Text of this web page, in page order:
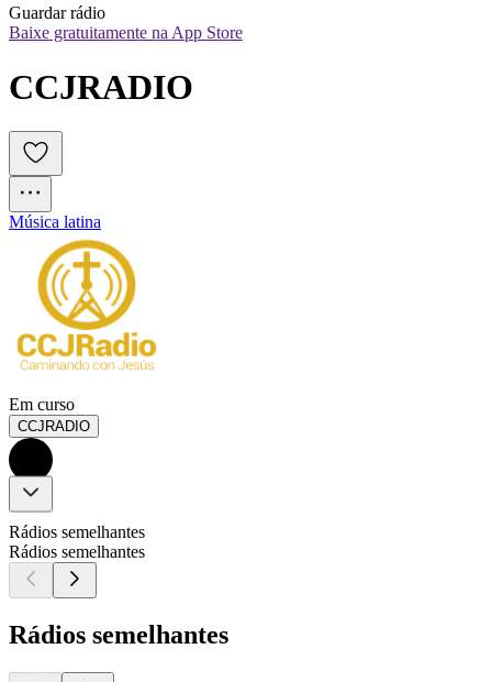
Guardar rádio
Baixe gratuitamente na App Store
CCJRADIO
Música latina
Em curso
CCJRADIO
Rádios semelhantes
Rádios semelhantes
Rádios semelhantes